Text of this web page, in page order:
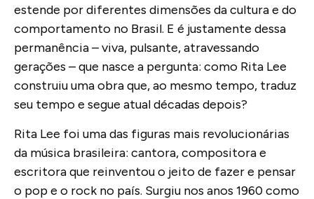
estende por diferentes dimensões da cultura e do
comportamento no Brasil. E é justamente dessa
permanência – viva, pulsante, atravessando
gerações – que nasce a pergunta: como Rita Lee
construiu uma obra que, ao mesmo tempo, traduz
seu tempo e segue atual décadas depois?
Rita Lee foi uma das figuras mais revolucionárias
da música brasileira: cantora, compositora e
escritora que reinventou o jeito de fazer e pensar
o pop e o rock no país. Surgiu nos anos 1960 como